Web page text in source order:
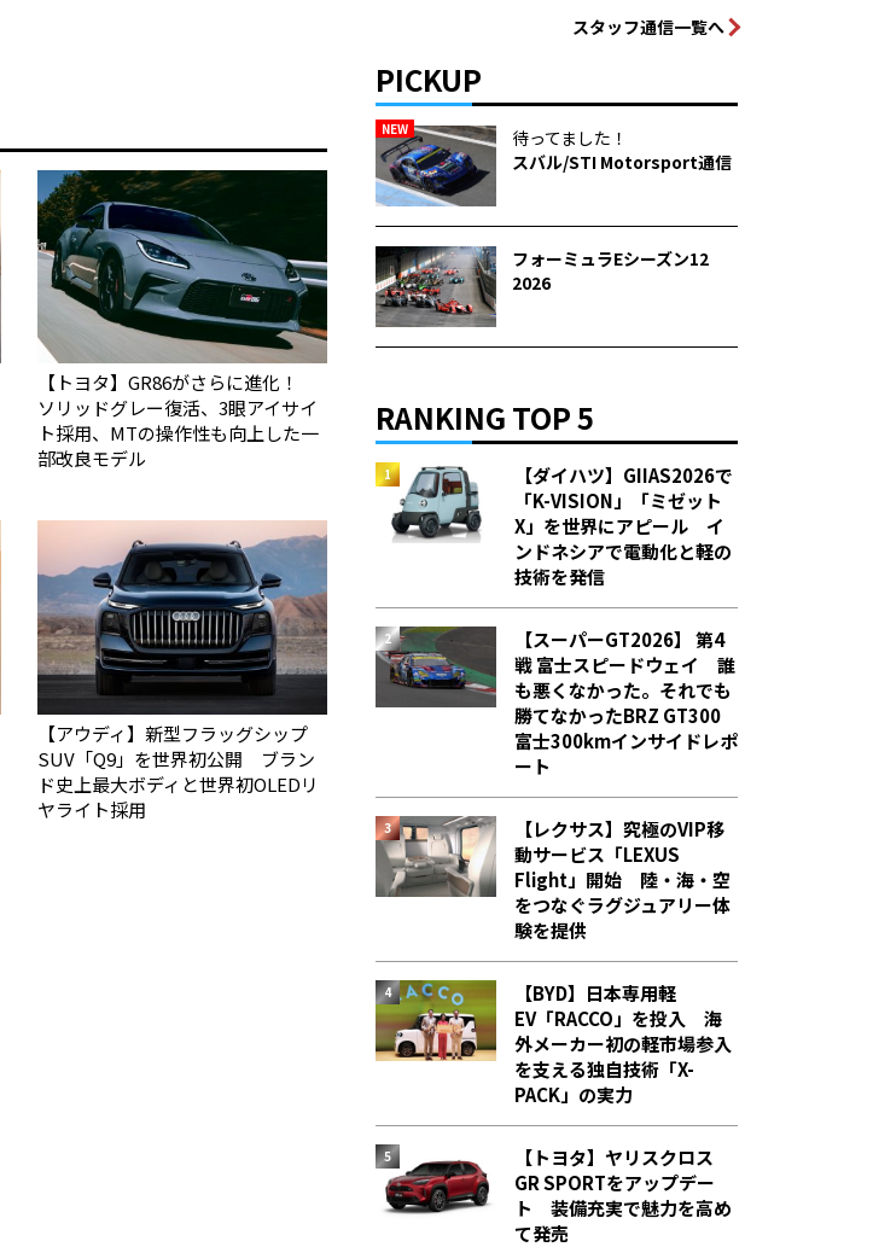
【トヨタ】GR86がさらに進化！
ソリッドグレー復活、3眼アイサイ
ト採用、MTの操作性も向上した一
部改良モデル
【アウディ】新型フラッグシップ
SUV「Q9」を世界初公開 ブラン
ド史上最大ボディと世界初OLEDリ
ヤライト採用
スタッフ通信一覧へ
PICKUP
NEW
待ってました！
スバル/STI Motorsport通信
フォーミュラEシーズン12
2026
RANKING TOP 5
【ダイハツ】GIIAS2026で
「K-VISION」「ミゼット
X」を世界にアピール イ
ンドネシアで電動化と軽の
技術を発信
【スーパーGT2026】 第4
戦 富士スピードウェイ 誰
も悪くなかった。それでも
勝てなかった――BRZ GT300
富士300kmインサイドレポ
ート
【レクサス】究極のVIP移
動サービス「LEXUS
Flight」開始 陸・海・空
をつなぐラグジュアリー体
験を提供
【BYD】日本専用軽
EV「RACCO」を投入 海
外メーカー初の軽市場参入
を支える独自技術「X-
PACK」の実力
【トヨタ】ヤリスクロス
GR SPORTをアップデー
ト 装備充実で魅力を高め
て発売